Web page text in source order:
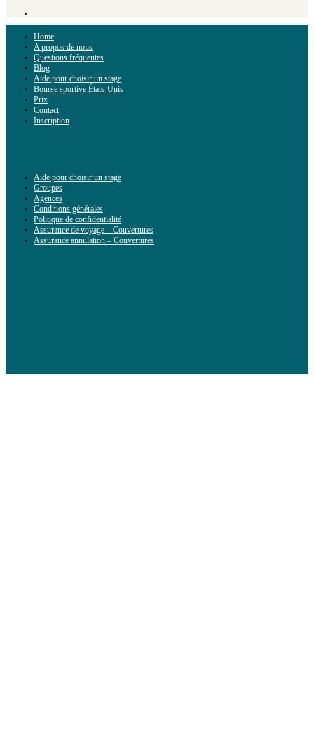
Home
A propos de nous
Questions fréquentes
Blog
Aide pour choisir un stage
Bourse sportive États-Unis
Prix
Contact
Inscription
Aide pour choisir un stage
Groupes
Agences
Conditions générales
Politique de confidentialité
Assurance de voyage – Couvertures
Assurance annulation – Couvertures